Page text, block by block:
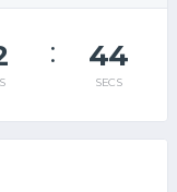
44
SECS